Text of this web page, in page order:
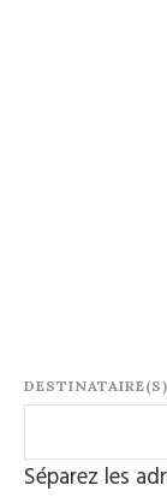
DESTINATAIRE(S)
Séparez les